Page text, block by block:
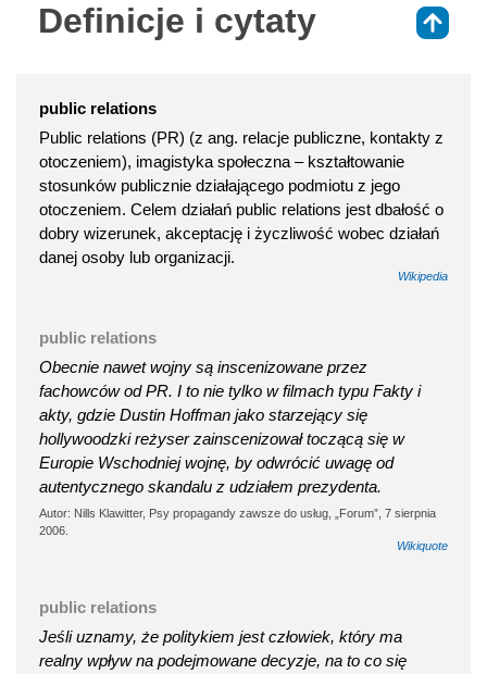
Definicje i cytaty
public relations
Public relations (PR) (z ang. relacje publiczne, kontakty z
otoczeniem), imagistyka społeczna – kształtowanie
stosunków publicznie działającego podmiotu z jego
otoczeniem. Celem działań public relations jest dbałość o
dobry wizerunek, akceptację i życzliwość wobec działań
danej osoby lub organizacji.
Wikipedia
public relations
Obecnie nawet wojny są inscenizowane przez
fachowców od PR. I to nie tylko w filmach typu Fakty i
akty, gdzie Dustin Hoffman jako starzejący się
hollywoodzki reżyser zainscenizował toczącą się w
Europie Wschodniej wojnę, by odwrócić uwagę od
autentycznego skandalu z udziałem prezydenta.
Autor: Nills Klawitter, Psy propagandy zawsze do usług, „Forum”, 7 sierpnia
2006.
Wikiquote
public relations
Jeśli uznamy, że politykiem jest człowiek, który ma
realny wpływ na podejmowane decyzje, na to co się